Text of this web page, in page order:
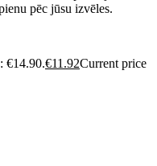
pēc jūsu izvēles.
€14.90.€11.92Current price